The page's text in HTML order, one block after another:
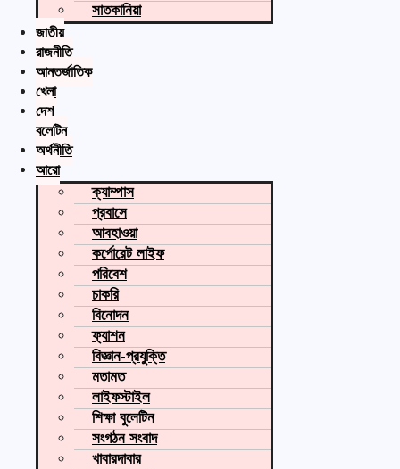
সাতকানিয়া
জাতীয়
রাজনীতি
আন্তর্জাতিক
খেলা
দেশ
বুলেটিন
অর্থনীতি
আরো
ক্যাম্পাস
প্রবাসে
আবহাওয়া
কর্পোরেট লাইফ
পরিবেশ
চাকরি
বিনোদন
ফ্যাশন
বিজ্ঞান-প্রযুক্তি
মতামত
লাইফস্টাইল
শিক্ষা বুলেটিন
সংগঠন সংবাদ
খাবারদাবার